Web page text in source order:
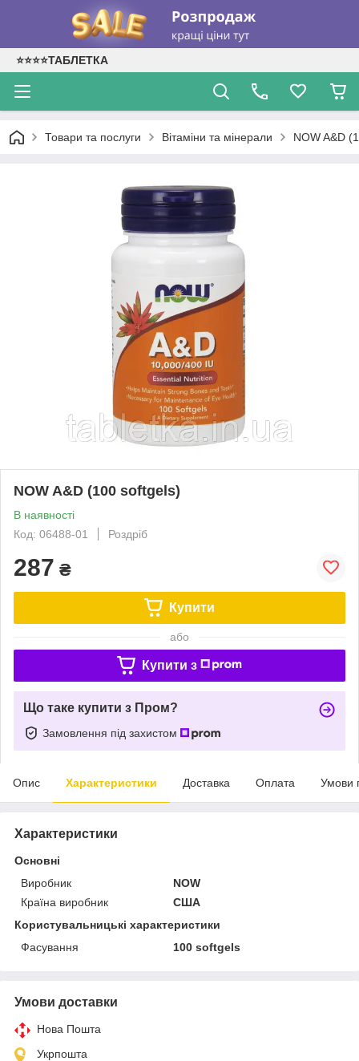
⭐⭐⭐⭐ТАБЛЕТКА
Товари та послуги Вітаміни та мінерали NOW A&D
NOW A&D (100 softgels)
В наявності
Код: 06488-01
Роздріб
287 ₴
Купити
або
Купити з
Що таке купити з Пром?
Замовлення під захистом
Опис Характеристики Доставка Оплата Умови
Характеристики
Основні
Виробник
NOW
Країна виробник
США
Користувальницькі характеристики
Фасування
100 softgels
Умови доставки
Нова Пошта
Укрпошта